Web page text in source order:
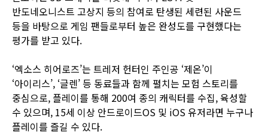
반도네오니스트 고상지 등의 참여로 탄생된 세련된 사운드
등을 바탕으로 게임 팬들로부터 높은 완성도를 구현했다는
평가를 받고 있다.
‘엑소스 히어로즈’는 트레저 헌터인 주인공 ‘제온’이
‘아이리스’, ‘글렌’ 등 동료들과 함께 펼치는 모험 스토리를
중심으로, 플레이를 통해 200여 종의 캐릭터를 수집, 육성할
수 있으며, 15세 이상 안드로이드OS 및 iOS 유저라면 누구나
플레이를 즐길 수 있다.